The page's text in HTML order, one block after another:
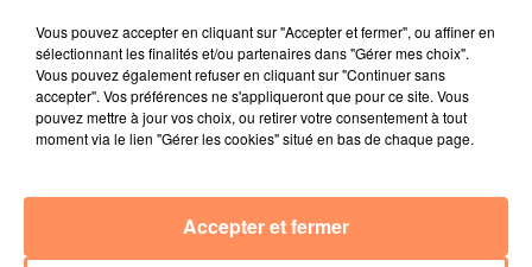
27 juin 2022
Le cocholed pour jouer à la pétanque
jusqu'au bout de la nuit !
10 mai 2022
Cassis organise sa traditionnelle "Fête du vin"
Vous pouvez accepter en cliquant sur "Accepter et fermer", ou affiner en
sélectionnant les finalités et/ou partenaires dans "Gérer mes choix".
Vous pouvez également refuser en cliquant sur "Continuer sans
accepter". Vos préférences ne s'appliqueront que pour ce site. Vous
pouvez mettre à jour vos choix, ou retirer votre consentement à tout
moment via le lien "Gérer les cookies" situé en bas de chaque page.
Accepter et fermer